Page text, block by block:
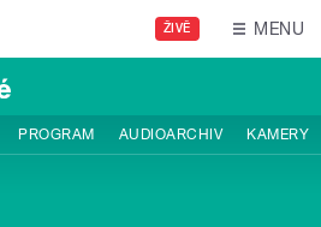
ŽIVĚ MENU
PROGRAM AUDIOARCHIV KAMERY